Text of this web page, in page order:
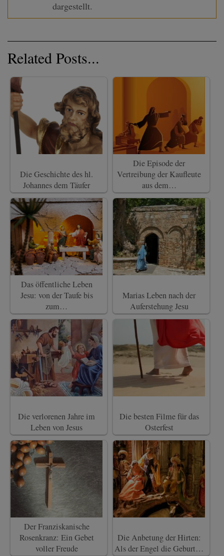
dargestellt.
Related Posts...
Die Geschichte des hl.
Johannes dem Täufer
Die Episode der
Vertreibung der Kaufleute
aus dem…
Das öffentliche Leben
Jesu: von der Taufe bis
zum…
Marias Leben nach der
Auferstehung Jesu
Die verlorenen Jahre im
Leben von Jesus
Die besten Filme für das
Osterfest
Der Franziskanische
Rosenkranz: Ein Gebet
voller Freude
Die Anbetung der Hirten:
Als der Engel die Geburt…